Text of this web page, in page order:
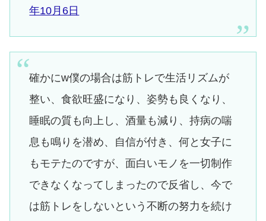
年10月6日
確かにw僕の場合は筋トレで生活リズムが
整い、食欲旺盛になり、姿勢も良くなり、
睡眠の質も向上し、酒量も減り、持病の喘
息も鳴りを潜め、自信が付き、何と女子に
もモテたのですが、面白いモノを一切制作
できなくなってしまったので反省し、今で
は筋トレをしないという不断の努力を続け